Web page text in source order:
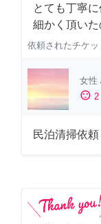
とても丁寧
細かく頂いた
依頼されたチケッ
女性
sentiment_satisfied 2
民泊清掃依